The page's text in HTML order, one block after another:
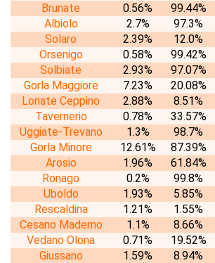
Brunate
0.56% 99.44%
Albiolo
2.7% 97.3%
Solaro
2.39% 12.0%
Orsenigo
0.58% 99.42%
Solbiate
2.93% 97.07%
Gorla Maggiore
7.23% 20.08%
Lonate Ceppino
2.88% 8.51%
Tavernerio
0.78% 33.57%
Uggiate-Trevano
1.3% 98.7%
Gorla Minore
12.61% 87.39%
Arosio
1.96% 61.84%
Ronago
0.2% 99.8%
Uboldo
1.93% 5.85%
Rescaldina
1.21% 1.55%
Cesano Maderno
1.1% 8.66%
Vedano Olona
0.71% 19.52%
Giussano
1.59% 8.94%